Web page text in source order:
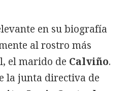
en su biografía
al rostro más
el marido de Calviño.
la junta directiva de